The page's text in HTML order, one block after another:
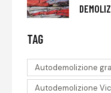
TAG
Autodemolizione
Autodemolizione